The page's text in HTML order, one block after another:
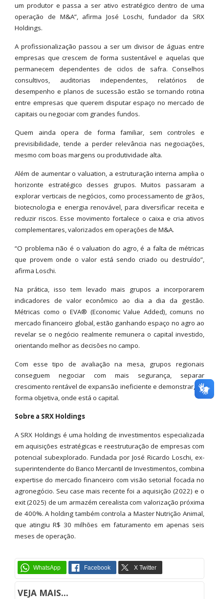
um produtor e passa a ser ativo estratégico dentro de uma
operação de M&A”, afirma José Loschi, fundador da SRX
Holdings.
A profissionalização passou a ser um divisor de águas entre
empresas que crescem de forma sustentável e aquelas que
permanecem dependentes de ciclos de safra. Conselhos
consultivos, auditorias independentes, relatórios de
desempenho e planos de sucessão estão se tornando rotina
entre empresas que querem disputar espaço no mercado de
capitais ou negociar com grandes fundos.
Quem ainda opera de forma familiar, sem controles e
previsibilidade, tende a perder relevância nas negociações,
mesmo com boas margens ou produtividade alta.
Além de aumentar o valuation, a estruturação interna amplia o
horizonte estratégico desses grupos. Muitos passaram a
explorar verticais de negócios, como processamento de grãos,
biotecnologia e energia renovável, para diversificar receita e
reduzir riscos. Esse movimento fortalece o caixa e cria ativos
complementares, valorizados em operações de M&A.
“O problema não é o valuation do agro, é a falta de métricas
que provem onde o valor está sendo criado ou destruído”,
afirma Loschi.
Na prática, isso tem levado mais grupos a incorporarem
indicadores de valor econômico ao dia a dia da gestão.
Métricas como o EVA®️ (Economic Value Added), comuns no
mercado financeiro global, estão ganhando espaço no agro ao
revelar se o negócio realmente remunera o capital investido,
orientando melhor as decisões no campo.
Com esse tipo de avaliação na mesa, grupos regionais
conseguem negociar com mais segurança, separar
crescimento rentável de expansão ineficiente e demonstrar, de
forma objetiva, onde está o capital.
Sobre a SRX Holdings
A SRX Holdings é uma holding de investimentos especializada
em aquisições estratégicas e reestruturação de empresas com
potencial subexplorado. Fundada por José Ricardo Loschi, ex-
superintendente do Banco Mercantil de Investimentos, combina
expertise do mercado financeiro com visão setorial focada no
agronegócio. Seu case mais recente foi a aquisição (2022) e o
exit (2025) de um armazém cerealista com valorização próxima
de 400%. A holding também controla a Master Nutrição Animal,
que atingiu R$ 30 milhões em faturamento em apenas seis
meses de operação.
VEJA MAIS...